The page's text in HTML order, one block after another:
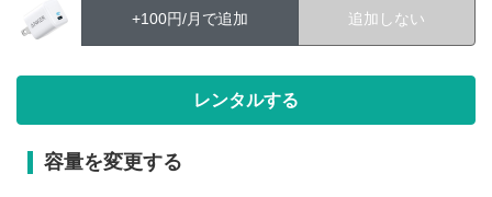
+100円/月で追加 追加しない
容量を変更する